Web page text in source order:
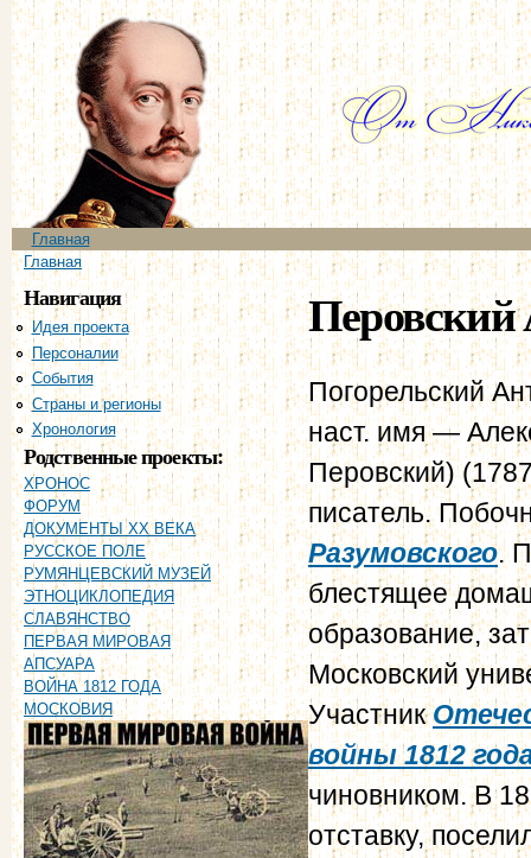
Главное меню
Главная
Вы здесь
Главная
Навигация
Идея проекта
Персоналии
События
Страны и регионы
Хронология
Родственные проекты:
ХРОНОС
ФОРУМ
ДОКУМЕНТЫ XX ВЕКА
РУССКОЕ ПОЛЕ
РУМЯНЦЕВСКИЙ МУЗЕЙ
ЭТНОЦИКЛОПЕДИЯ
СЛАВЯНСТВО
ПЕРВАЯ МИРОВАЯ
АПСУАРА
ВОЙНА 1812 ГОДА
МОСКОВИЯ
Погорельский
наст. имя —
Перовский)
писатель.
Разумовского.
блестящее
образование,
Московский
Участник
войны 1812
чиновником. В
отставку,